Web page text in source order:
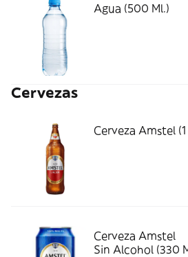
Agua (500 Ml.)
Cervezas
Cerveza Amstel (1
Cerveza Amstel
Sin Alcohol (330